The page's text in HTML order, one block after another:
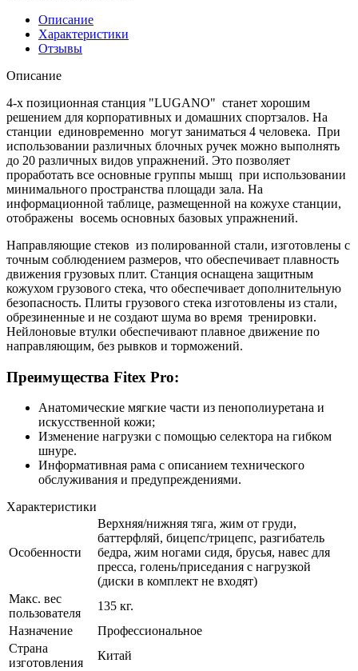
Описание
Характеристики
Отзывы
Описание
4-х позиционная станция "LUGANO" станет хорошим
решением для корпоративных и домашних спортзалов. На
станции единовременно могут заниматься 4 человека. При
использовании различных блочных ручек можно выполнять
до 20 различных видов упражнений. Это позволяет
проработать все основные группы мышц при использовании
минимального пространства площади зала. На
информационной таблице, размещенной на кожухе станции,
отображены восемь основных базовых упражнений.
Направляющие стеков из полированной стали, изготовлены с
точным соблюдением размеров, что обеспечивает плавность
движения грузовых плит. Станция оснащена защитным
кожухом грузового стека, что обеспечивает дополнительную
безопасность. Плиты грузового стека изготовлены из стали,
обрезиненные и не создают шума во время тренировки.
Нейлоновые втулки обеспечивают плавное движение по
направляющим, без рывков и торможений.
Преимущества Fitex Pro:
Анатомические мягкие части из пенополиуретана и
искусственной кожи;
Изменение нагрузки с помощью селектора на гибком
шнуре.
Информативная рама с описанием технического
обслуживания и предупреждениями.
Характеристики
Особенности
Верхняя/нижняя тяга, жим от груди,
баттерфляй, бицепс/трицепс, разгибатель
бедра, жим ногами сидя, брусья, навес для
пресса, голень/приседания с нагрузкой
(диски в комплект не входят)
Макс. вес
пользователя
135 кг.
Назначение
Профессиональное
Страна
изготовления
Китай